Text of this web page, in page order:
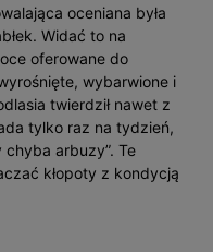
oceniana była
Widać to na
oferowane do
wybarwione i
twierdził nawet z
tylko raz na tydzień,
chyba arbuzy”. Te
kłopoty z kondycją